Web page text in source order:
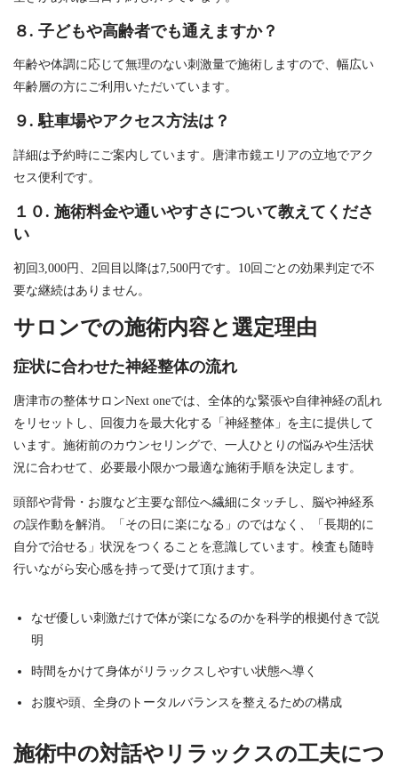
８. 子どもや高齢者でも通えますか？
年齢や体調に応じて無理のない刺激量で施術しますので、幅広い
年齢層の方にご利用いただいています。
９. 駐車場やアクセス方法は？
詳細は予約時にご案内しています。唐津市鏡エリアの立地でアク
セス便利です。
１０. 施術料金や通いやすさについて教えてくださ
い
初回3,000円、2回目以降は7,500円です。10回ごとの効果判定で不
要な継続はありません。
サロンでの施術内容と選定理由
症状に合わせた神経整体の流れ
唐津市の整体サロンNext oneでは、全体的な緊張や自律神経の乱れ
をリセットし、回復力を最大化する「神経整体」を主に提供して
います。施術前のカウンセリングで、一人ひとりの悩みや生活状
況に合わせて、必要最小限かつ最適な施術手順を決定します。
頭部や背骨・お腹など主要な部位へ繊細にタッチし、脳や神経系
の誤作動を解消。「その日に楽になる」のではなく、「長期的に
自分で治せる」状況をつくることを意識しています。検査も随時
行いながら安心感を持って受けて頂けます。
なぜ優しい刺激だけで体が楽になるのかを科学的根拠付きで説
明
時間をかけて身体がリラックスしやすい状態へ導く
お腹や頭、全身のトータルバランスを整えるための構成
施術中の対話やリラックスの工夫につ